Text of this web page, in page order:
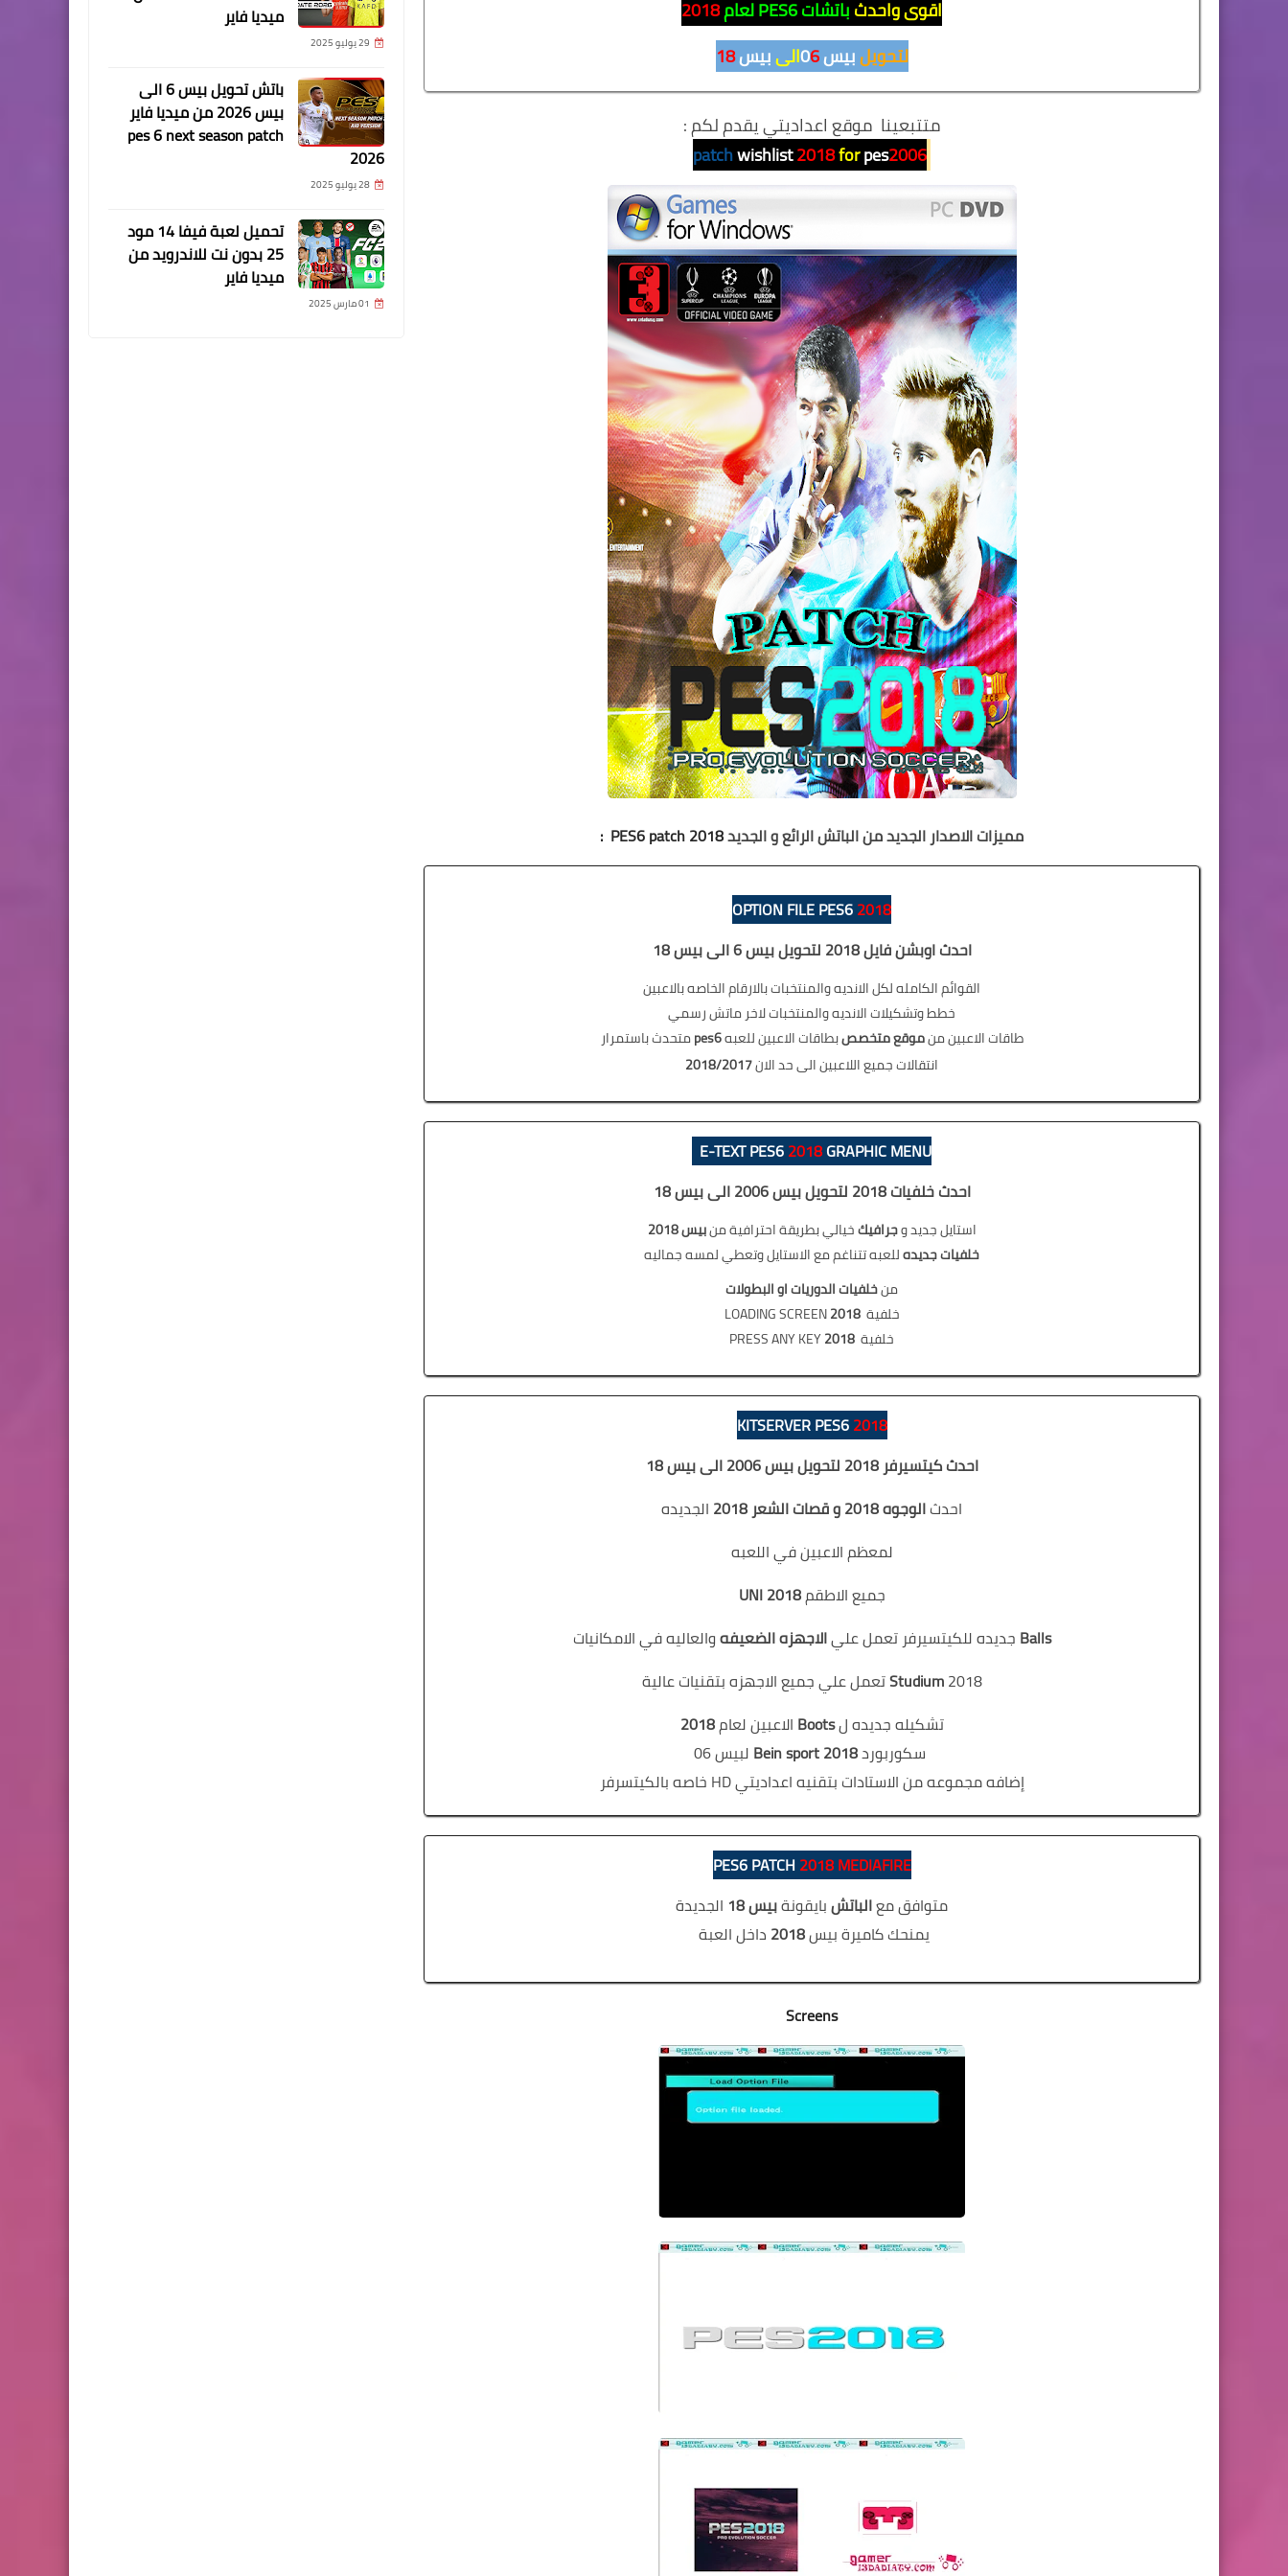
اقوى واحدثباتشات
2018
لتحويلبيس 06 الىبيس18
متتبعينا موقع اعداديتي يقدم لكم :
patchwishlist2018forpes2006
مميزات الاصدار الجديد من الباتش الرائع و الجديد2018 PES6 patch
:
OPTION FILE PES62018
احدث اوبشن فايل 2018 لتحويل بيس 6 الى بيس 18
القوائم الكامله لكل الانديه والمنتخبات بالارقام الخاصه بالاعبين
خطط وتشكيلات الانديه والمنتخبات لاخر ماتش رسمي
طاقات الاعبين منموقع متخصصبطاقات الاعبين للعبهpes6متحدث باستمرار
انتقالات جميع اللاعبين الى حد الان2018/2017
E-TEXT PES62018GRAPHIC MENU
احدث خلفيات 2018 لتحويل بيس 2006 الى بيس 18
استايلجديدوجرافيكخيالي بطريقة احترافية منبيس 2018
خلفيات جديدهللعبه تتناغم مع الاستايل وتعطي لمسه جماليه
منخلفياتالدوريات او البطولات
خلفية2018
LOADING SCREEN
خلفية 2018
KITSERVER PES62018
احدث كيتسيرفر 2018 لتحويل بيس 2006 الى بيس 18
احدثالوجوه 2018 و قصات الشعر 2018
الجديده
لمعظم الاعبين في اللعبه
جميع الاطقمUNI 2018
Balls جديده للكيتسيرفر تعمل عليالاجهزه الضعيفهوالعاليه في الامكانيات
Studium2018 تعمل علي جميع الاجهزه بتقنيات عالية
تشكيله جديده لBoots الاعبين لعام2018
سكوربوردBein sport 2018 لبيس 06
إضافه مجموعه من الاستادات بتقنيه اعداديتي HD خاصه بالكيتسرفر
PES6 PATCH 2018 MEDIAFIRE
متوافق معالباتشبايقونةبيس 18
الجديدة
يمنحك كاميرة بيس2018 داخل العبة
Screens
ميديا فاير
29 يوليو 2025
باتش تحويل بيس 6 الى
بيس 2026 من ميديا فاير
pes 6 next season patch
2026
28 يوليو 2025
تحميل لعبة فيفا 14 مود
25 بدون نت للاندرويد من
ميديا فاير
01 مارس 2025